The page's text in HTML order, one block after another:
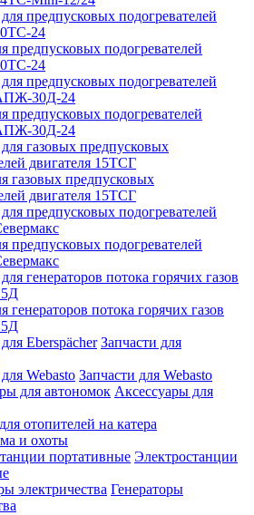
предпусковых подогревателей
24
предпусковых подогревателей
30Д-24
газовых предпусковых
двигателя 15ТСГ
предпусковых подогревателей
генераторов потока горячих газов
Запчасти для
Запчасти для Webasto
Аксессуары для
отопителей на катера
и охоты
Электростанции
Генераторы